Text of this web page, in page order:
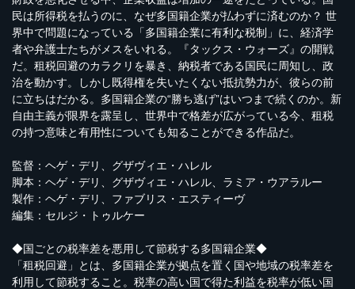
民は所得税を払うのに、なぜ多国籍企業が払わずに済むのか？ 世
界中で問題になっている「多国籍企業に有利な税制」に、経済学
者や弁護士たちがメスをいれる。『タックス・ウォーズ』の開戦
だ。租税回避のカラクリを暴き、納税者である国民に周知し、政
治を動かす。しかし既得権を失いたくない抵抗勢力が、彼らの前
に立ちはだかる。多国籍企業の“勝ち逃げ”はいつまで続くのか。新
自由主義が限界を露呈し、世界中で格差が広がっている今、租税
の持つ意味と有用性についても知ることができる作品だ。
監督：ヘゲ・デリ、グザヴィエ・ハレル
脚本：ヘゲ・デリ、グザヴィエ・ハレル、ラミア・ウアラルー
製作：ヘゲ・デリ、ファブリス・エスティーヴ
編集：セルジ・トゥルケー
◆国ごとの税率差を悪用して節税する多国籍企業◆
「租税回避」とは、多国籍企業が拠点を置く国や地域の税率差を
利用して節税すること。税率の高い国で得た利益を税率が低い国